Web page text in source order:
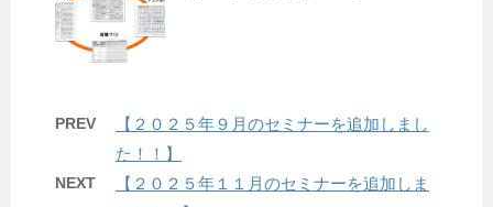
PREV
【２０２５年９月のセミナーを追加しまし
た！！】
NEXT
【２０２５年１１月のセミナーを追加しま